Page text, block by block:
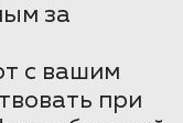
за
с вашим
при